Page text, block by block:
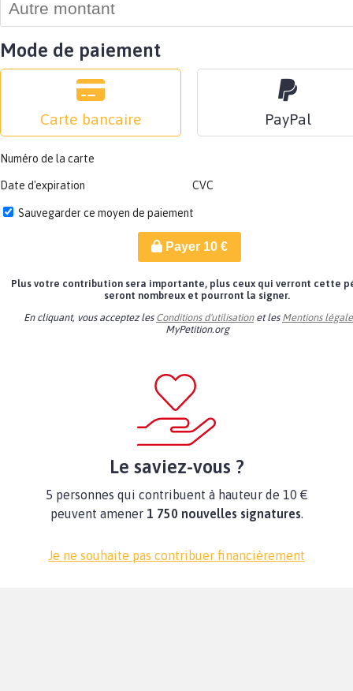
Mode de paiement
Carte bancaire PayPal
Numéro de la carte
Date d'expiration CVC
Sauvegarder ce moyen de paiement
Payer 10€
Plus votre contribution sera importante, plus ceux qui verront cette
seront nombreux et pourront la signer.
En cliquant, vous acceptez les Conditions d'utilisationet les Mentions
MyPetition.org
Le saviez-vous ?
5 personnes qui contribuent à hauteur de 10 €
peuvent amener 1 750 nouvelles signatures.
Je ne souhaite pas contribuer financièrement